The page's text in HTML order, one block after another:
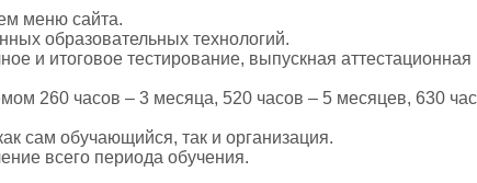
меню сайта.
образовательных технологий.
и итоговое тестирование, выпускная
260 часов – 3 месяца, 520 часов – 5 месяцев, 630
сам обучающийся, так и организация.
всего периода обучения.